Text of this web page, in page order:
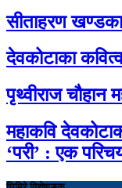
सीताहरण
देवकोटाका
पृथ्वीराज चौहान
महाकवि
‘परी’ : एक